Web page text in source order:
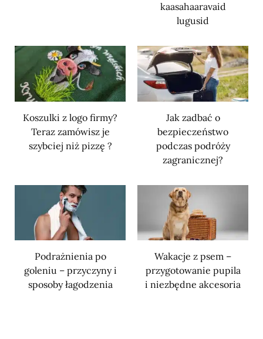
kaasahaaravaid
lugusid
Koszulki z logo firmy?
Teraz zamówisz je
szybciej niż pizzę ?
Jak zadbać o
bezpieczeństwo
podczas podróży
zagranicznej?
Podrażnienia po
goleniu – przyczyny i
sposoby łagodzenia
Wakacje z psem –
przygotowanie pupila
i niezbędne akcesoria